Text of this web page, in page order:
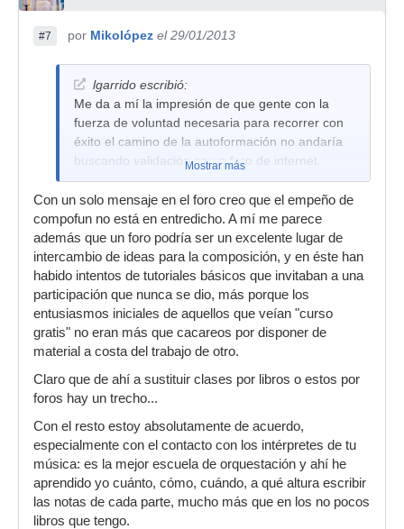
#7 por Mikolópez el 29/01/2013
lgarrido escribió:
Me da a mí la impresión de que gente con la
fuerza de voluntad necesaria para recorrer con
éxito el camino de la autoformación no andaría
buscando validación en un foro de internet.
Mostrar más
Con un solo mensaje en el foro creo que el empeño de
compofun no está en entredicho. A mí me parece
además que un foro podría ser un excelente lugar de
intercambio de ideas para la composición, y en éste han
habido intentos de tutoriales básicos que invitaban a una
participación que nunca se dio, más porque los
entusiasmos iniciales de aquellos que veían "curso
gratis" no eran más que cacareos por disponer de
material a costa del trabajo de otro.
Claro que de ahí a sustituir clases por libros o estos por
foros hay un trecho...
Con el resto estoy absolutamente de acuerdo,
especialmente con el contacto con los intérpretes de tu
música: es la mejor escuela de orquestación y ahí he
aprendido yo cuánto, cómo, cuándo, a qué altura escribir
las notas de cada parte, mucho más que en los no pocos
libros que tengo.